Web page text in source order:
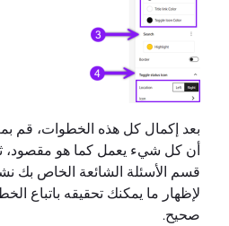
بعد إكمال كل هذه الخطوات، قم
أن كل شيء يعمل كما هو مقصود،
قسم الأسئلة الشائعة الخاص بك
لإظهار ما يمكنك تحقيقه باتباع
صحيح.